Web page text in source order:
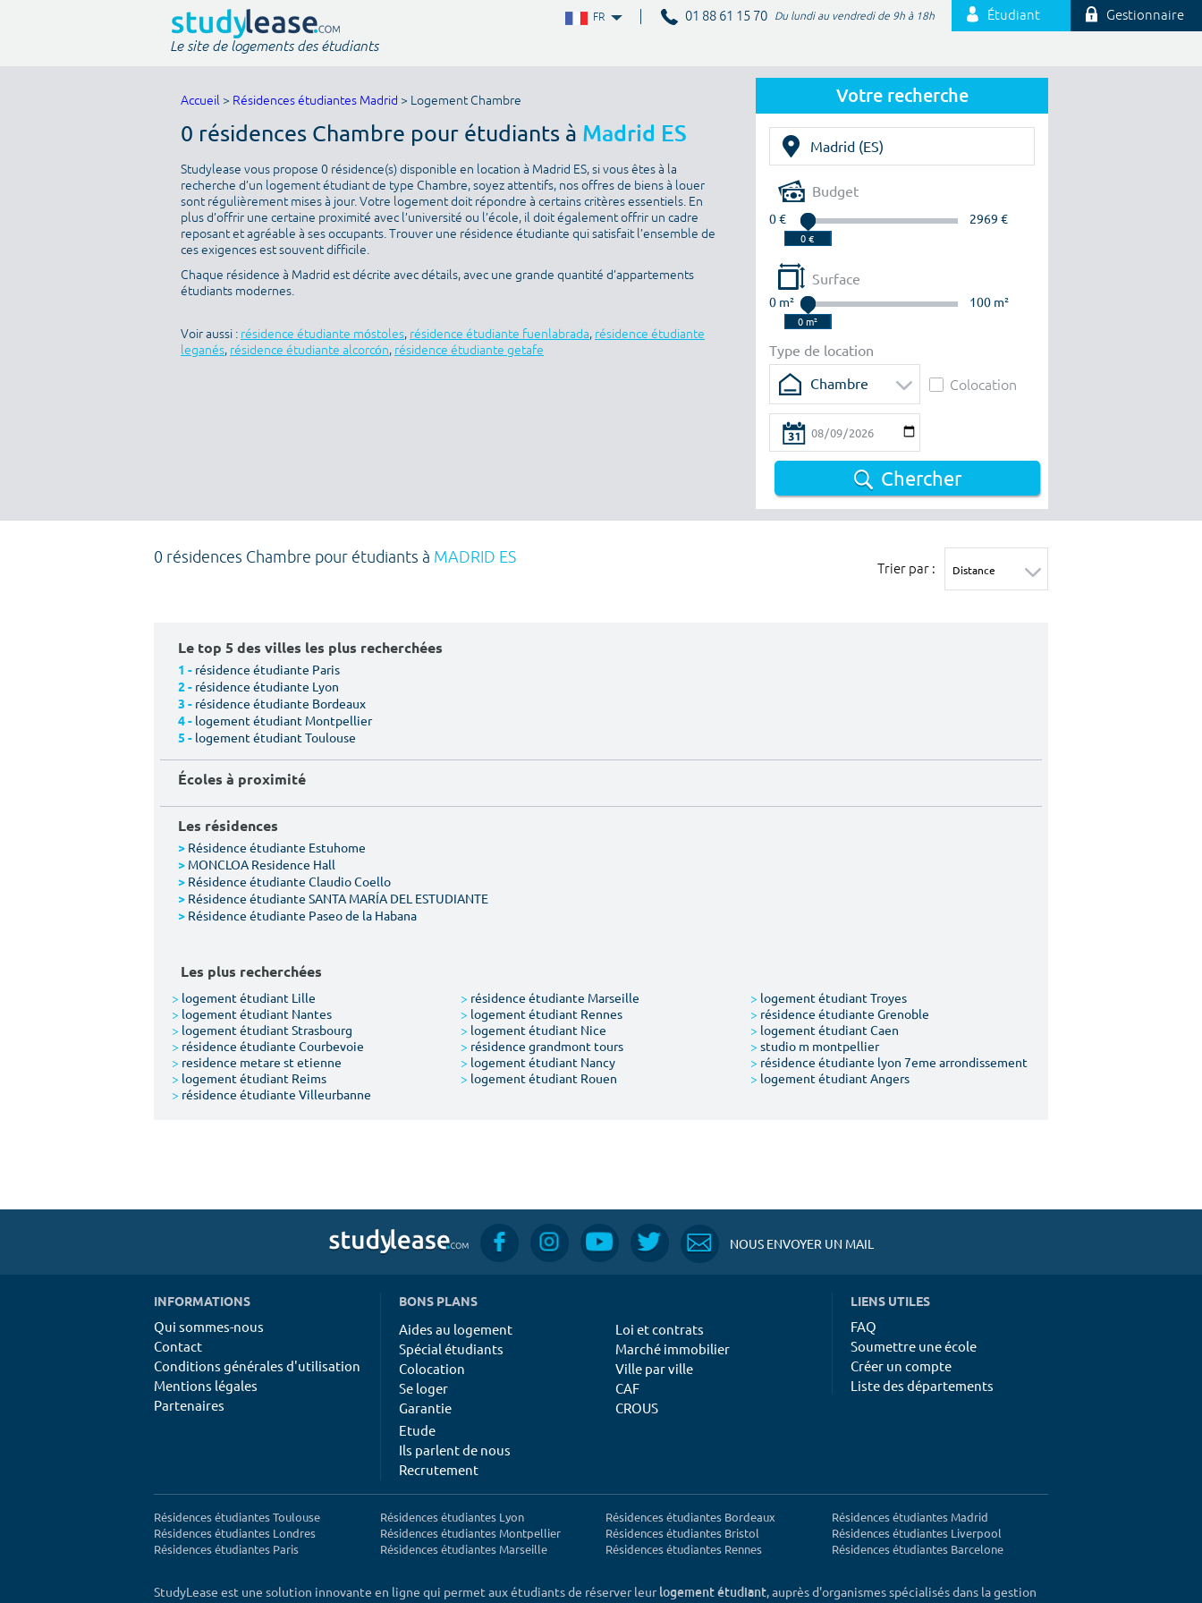
FR 01 88 61 15 70 Du lundi au vendredi de 9h à 18h Étudiant Gestionnaire
Le site de logements des étudiants
Votre recherche
Budget
0 € 2969 €
Surface
0 m² 100 m²
Type de location
Chambre
Colocation
Chercher
Accueil > Résidences étudiantes Madrid > Logement Chambre
0 résidences Chambre pour étudiants à Madrid ES
Studylease vous propose 0 résidence(s) disponible en location à Madrid ES, si vous êtes à la
recherche d’un logement étudiant de type Chambre, soyez attentifs, nos offres de biens à louer
sont régulièrement mises à jour. Votre logement doit répondre à certains critères essentiels. En
plus d’offrir une certaine proximité avec l’université ou l’école, il doit également offrir un cadre
reposant et agréable à ses occupants. Trouver une résidence étudiante qui satisfait l’ensemble de
ces exigences est souvent difficile.
Chaque résidence à Madrid est décrite avec détails, avec une grande quantité d’appartements
étudiants modernes.
Voir aussi : résidence étudiante móstoles, résidence étudiante fuenlabrada, résidence étudiante
leganés, résidence étudiante alcorcón, résidence étudiante getafe
0 résidences Chambre pour étudiants à MADRID ES
Trier par :
Le top 5 des villes les plus recherchées
1 - résidence étudiante Paris
2 - résidence étudiante Lyon
3 - résidence étudiante Bordeaux
4 - logement étudiant Montpellier
5 - logement étudiant Toulouse
Écoles à proximité
Les résidences
> Résidence étudiante Estuhome
> MONCLOA Residence Hall
> Résidence étudiante Claudio Coello
> Résidence étudiante SANTA MARÍA DEL ESTUDIANTE
> Résidence étudiante Paseo de la Habana
Les plus recherchées
> logement étudiant Lille > résidence étudiante Marseille > logement étudiant Troyes
> logement étudiant Nantes > logement étudiant Rennes > résidence étudiante Grenoble
> logement étudiant Strasbourg > logement étudiant Nice > logement étudiant Caen
> résidence étudiante Courbevoie > résidence grandmont tours > studio m montpellier
> residence metare st etienne > logement étudiant Nancy > résidence étudiante lyon 7eme arrondissement
> logement étudiant Reims > logement étudiant Rouen > logement étudiant Angers
> résidence étudiante Villeurbanne
NOUS ENVOYER UN MAIL
INFORMATIONS
Qui sommes-nous
Contact
Conditions générales d'utilisation
Mentions légales
Partenaires
BONS PLANS
Aides au logement
Spécial étudiants
Colocation
Se loger
Garantie
Loi et contrats
Marché immobilier
Ville par ville
CAF
CROUS
Etude
Ils parlent de nous
Recrutement
LIENS UTILES
FAQ
Soumettre une école
Créer un compte
Liste des départements
Résidences étudiantes Toulouse
Résidences étudiantes Londres
Résidences étudiantes Paris
Résidences étudiantes Lyon
Résidences étudiantes Montpellier
Résidences étudiantes Marseille
Résidences étudiantes Bordeaux
Résidences étudiantes Bristol
Résidences étudiantes Rennes
Résidences étudiantes Madrid
Résidences étudiantes Liverpool
Résidences étudiantes Barcelone
StudyLease est une solution innovante en ligne qui permet aux étudiants de réserver leurlogement étudiant, auprès d'organismes spécialisés dans la gestion